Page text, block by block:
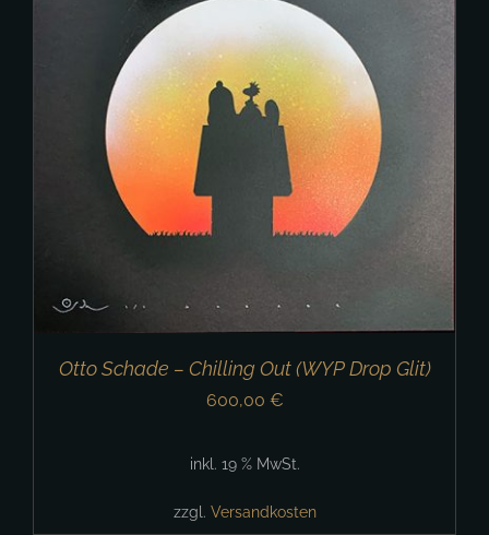
Otto Schade – Chilling Out (WYP Drop Glit)
600,00 €
inkl. 19 % MwSt.
zzgl. Versandkosten